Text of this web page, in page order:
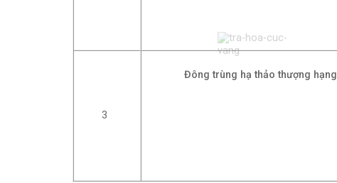
3
Đông trùng hạ thảo thượng hạng